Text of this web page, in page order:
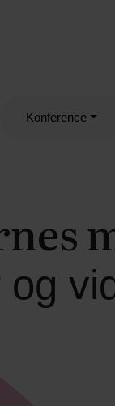
Konference
og